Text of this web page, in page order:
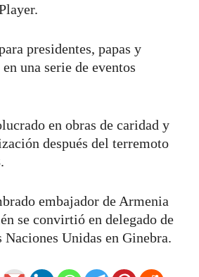
presidentes, papas y
una serie de eventos
en obras de caridad y
después del terremoto
embajador de Armenia
se convirtió en delegado de
Naciones Unidas en Ginebra.